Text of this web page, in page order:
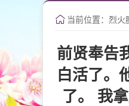
当前位置：烈火
前贤奉告
白活了。
了。 我